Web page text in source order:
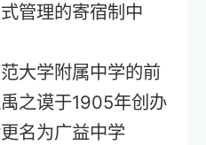
管理的寄宿制中
大学附属中学的前
之谟于1905年创办
名为广益中学